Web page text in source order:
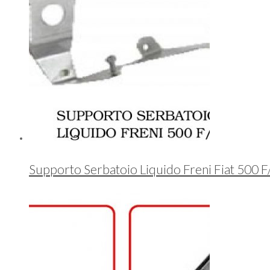
Supporto Serbatoio Liquido Freni Fiat 500